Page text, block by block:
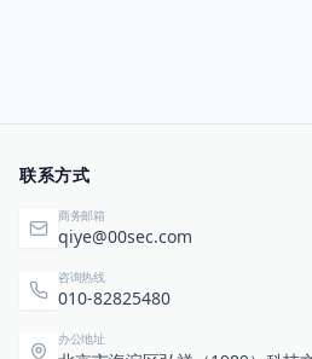
联系方式
商务邮箱
qiye@00sec.com
咨询热线
010-82825480
办公地址